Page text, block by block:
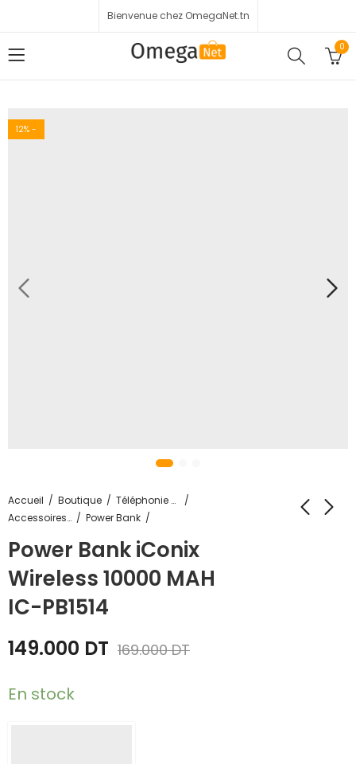
Bienvenue chez OmegaNet.tn
0
12% -
Accueil Boutique
Téléphonie & Tablette
Accessoires Téléphones
Power Bank
Power Bank iConix
Wireless 10000 MAH
IC-PB1514
149.000 DT 169.000DT
En stock